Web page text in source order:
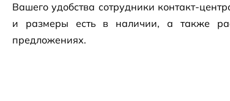
Вашего удобства сотрудники контакт-
и размеры есть в наличии, а также
предложениях.